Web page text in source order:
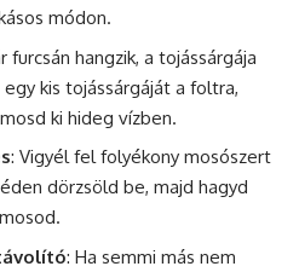
módon.
furcsán hangzik, a tojássárgája
kis tojássárgáját a foltra,
ki hideg vízben.
: Vigyél fel folyékony mosószert
dörzsöld be, majd hagyd
: Ha semmi más nem